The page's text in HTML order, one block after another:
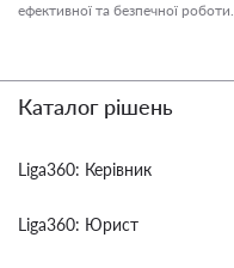
ефективної та безпечної роботи.
Каталог рішень
Liga360: Керівник
Liga360: Юрист